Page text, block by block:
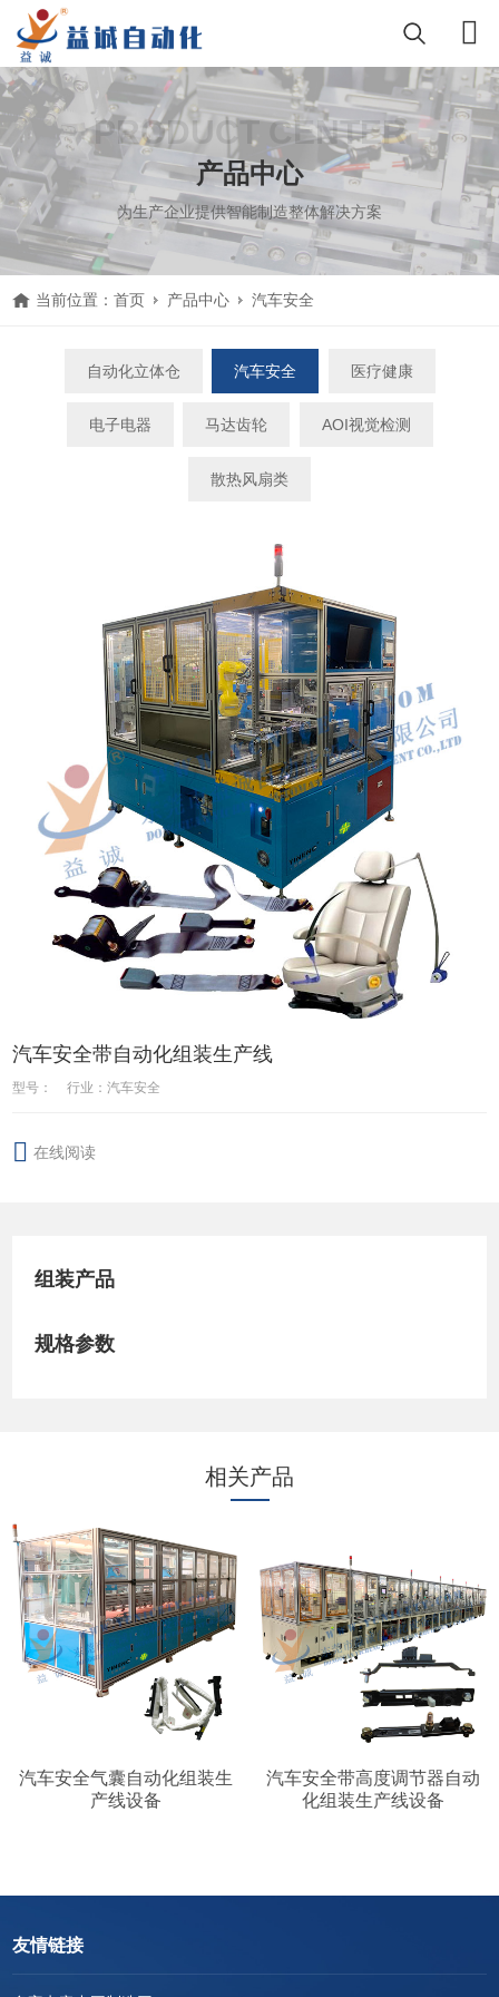
PRODUCT CENTER
产品中心
为生产企业提供智能制造整体解决方案
当前位置：首页 产品中心 汽车安全
自动化立体仓 汽车安全 医疗健康
电子电器 马达齿轮 AOI视觉检测
散热风扇类
汽车安全带自动化组装生产线
型号： 行业：汽车安全
在线阅读
组装产品
规格参数
相关产品
汽车安全气囊自动化组装生
产线设备
汽车安全带高度调节器自动
化组装生产线设备
友情链接